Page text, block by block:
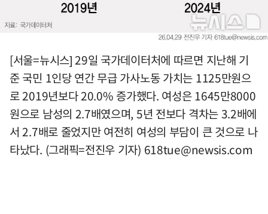
[서울=뉴시스] 29일 국가데이터처에 따르면 지난해 기
준 국민 1인당 연간 무급 가사노동 가치는 1125만원으
로 2019년보다 20.0% 증가했다. 여성은 1645만8000
원으로 남성의 2.7배였으며, 5년 전보다 격차는 3.2배에
서 2.7배로 줄었지만 여전히 여성의 부담이 큰 것으로 나
타났다. (그래픽=전진우 기자) 618tue@newsis.com